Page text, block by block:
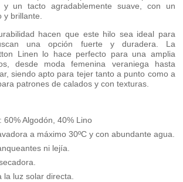
un tacto agradablemente suave, con un
brillante.
hacen que este hilo sea ideal para
una opción fuerte y duradera. La
Linen lo hace perfecto para una amplia
desde moda femenina veraniega hasta
siendo apto para tejer tanto a punto como a
patrones de calados y con texturas.
60% Algodón, 40% Lino
a máximo 30ºC y con abundante agua.
ni lejía.
la luz solar directa.